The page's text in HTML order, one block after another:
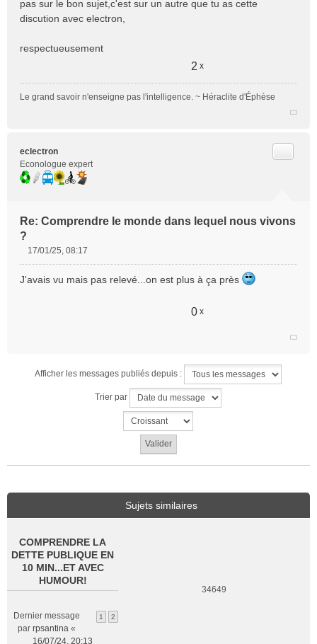
pas sur le bon sujet,c'est sur un autre que tu as cette
discution avec electron,
respectueusement
2 x
Le grand savoir n'enseigne pas l'intelligence. ~ Héraclite d'Éphèse
eclectron
Econologue expert
Re: Comprendre le monde dans lequel nous vivons
?
s
17/01/25, 08:17
J'avais vu mais pas relevé...on est plus à ça près
0 x
Afficher les messages publiés depuis :
Trier par
Sujets similaires
COMPRENDRE LA
DETTE PUBLIQUE EN
10 MIN...ET AVEC
HUMOUR!
1 2
Dernier message
par rpsantina «
16/07/24, 20:13
34649